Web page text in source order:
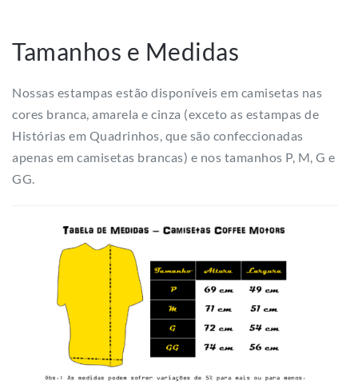
Tamanhos e Medidas
Nossas estampas estão disponíveis em camisetas nas
cores branca, amarela e cinza (exceto as estampas de
Histórias em Quadrinhos, que são confeccionadas
apenas em camisetas brancas) e nos tamanhos P, M, G e
GG.